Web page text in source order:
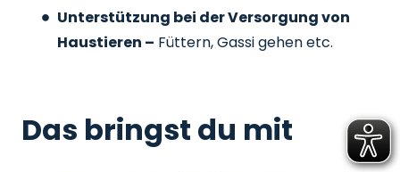
Unterstützung bei der Versorgung von
Haustieren – Füttern, Gassi gehen etc.
Das bringst du mit